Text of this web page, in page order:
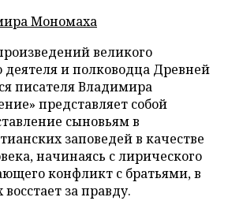
Мономаха
великого
деятеля и полководца Древней
писателя Владимира
представляет собой
сыновьям в
заповедей в качестве
начинаясь с лирического
конфликт с братьями, в
за правду.